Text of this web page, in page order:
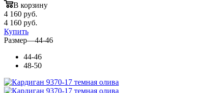
В корзину
4 160 руб.
4 160 руб.
Купить
Размер—44-46
44-46
48-50